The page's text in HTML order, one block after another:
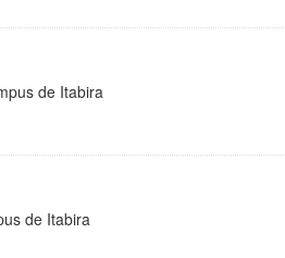
de Itabira
de Itabira